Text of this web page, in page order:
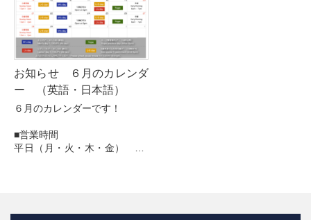
📢 お知らせ
・8月4日（火）...
お知らせ ６月のカレンダ
ー （英語・日本語）
６月のカレンダーです！
■営業時間
平日（月・火・木・金） 14:
日曜・祝日 10:00–1